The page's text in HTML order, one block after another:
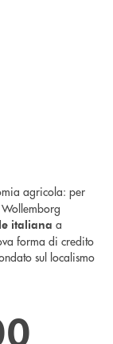
agricola: per
italiana a
forma di credito
sul localismo